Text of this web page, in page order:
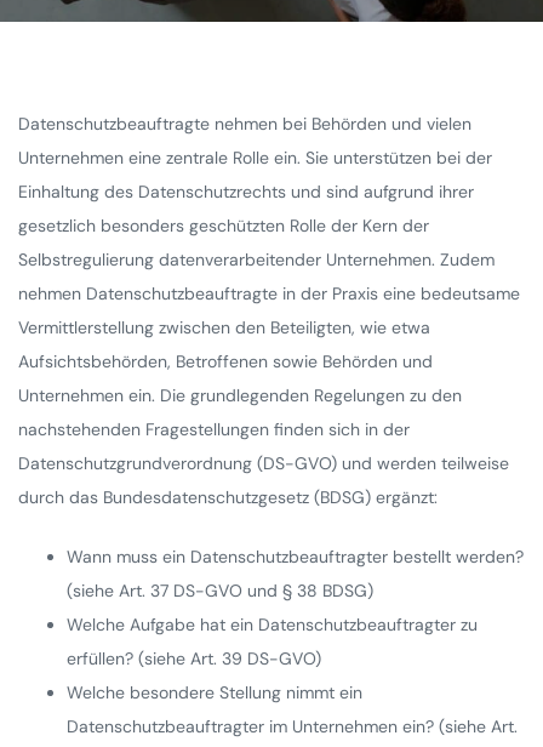
Datenschutzbeauftragte nehmen bei Behörden und vielen
Unternehmen eine zentrale Rolle ein. Sie unterstützen bei der
Einhaltung des Datenschutzrechts und sind aufgrund ihrer
gesetzlich besonders geschützten Rolle der Kern der
Selbstregulierung datenverarbeitender Unternehmen. Zudem
nehmen Datenschutzbeauftragte in der Praxis eine bedeutsame
Vermittlerstellung zwischen den Beteiligten, wie etwa
Aufsichtsbehörden, Betroffenen sowie Behörden und
Unternehmen ein. Die grundlegenden Regelungen zu den
nachstehenden Fragestellungen finden sich in der
Datenschutzgrundverordnung (DS-GVO) und werden teilweise
durch das Bundesdatenschutzgesetz (BDSG) ergänzt:
Wann muss ein Datenschutzbeauftragter bestellt werden?
(siehe Art. 37 DS-GVO und § 38 BDSG)
Welche Aufgabe hat ein Datenschutzbeauftragter zu
erfüllen? (siehe Art. 39 DS-GVO)
Welche besondere Stellung nimmt ein
Datenschutzbeauftragter im Unternehmen ein? (siehe Art.